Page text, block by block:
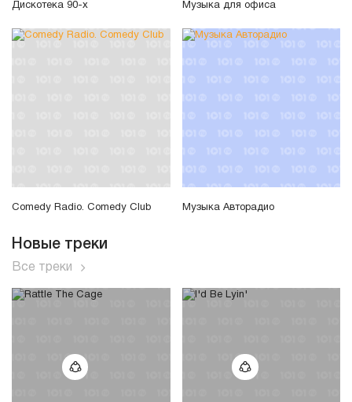
Дискотека 90-х Музыка для офиса
Comedy Radio. Comedy Club Музыка Авторадио
Новые треки
Все треки